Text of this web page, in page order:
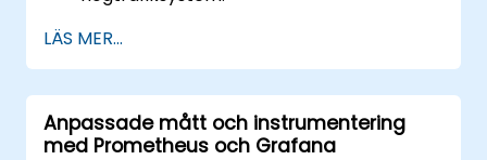
datamängder och komplexa
visualiseringar.
Implementera avancerade felsöknings-
och skalningsstrategier.
LÄS MER...
Anpassade mått och instrumentering
med Prometheus och Grafana